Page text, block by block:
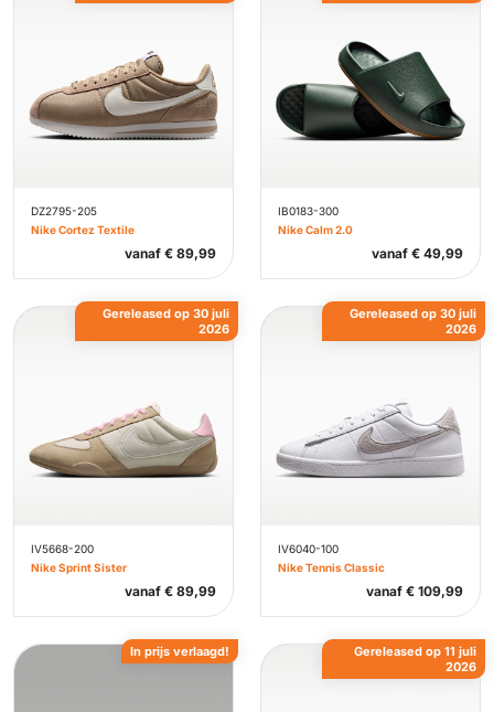
DZ2795-205
Nike Cortez Textile
vanaf € 89,99
IB0183-300
Nike Calm 2.0
vanaf € 49,99
IV5668-200
Nike Sprint Sister
vanaf € 89,99
Gereleased op 30 juli
2026
IV6040-100
Nike Tennis Classic
vanaf € 109,99
Gereleased op 30 juli
2026
In prijs verlaagd!
Gereleased op 11 juli
2026